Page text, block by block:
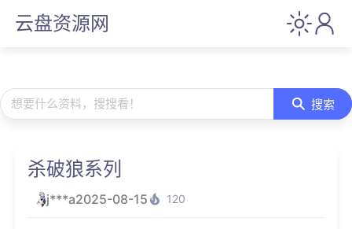
云盘资源网
想要什么资料，搜搜看！ 搜索
杀破狼系列
j***a2025-08-15 120